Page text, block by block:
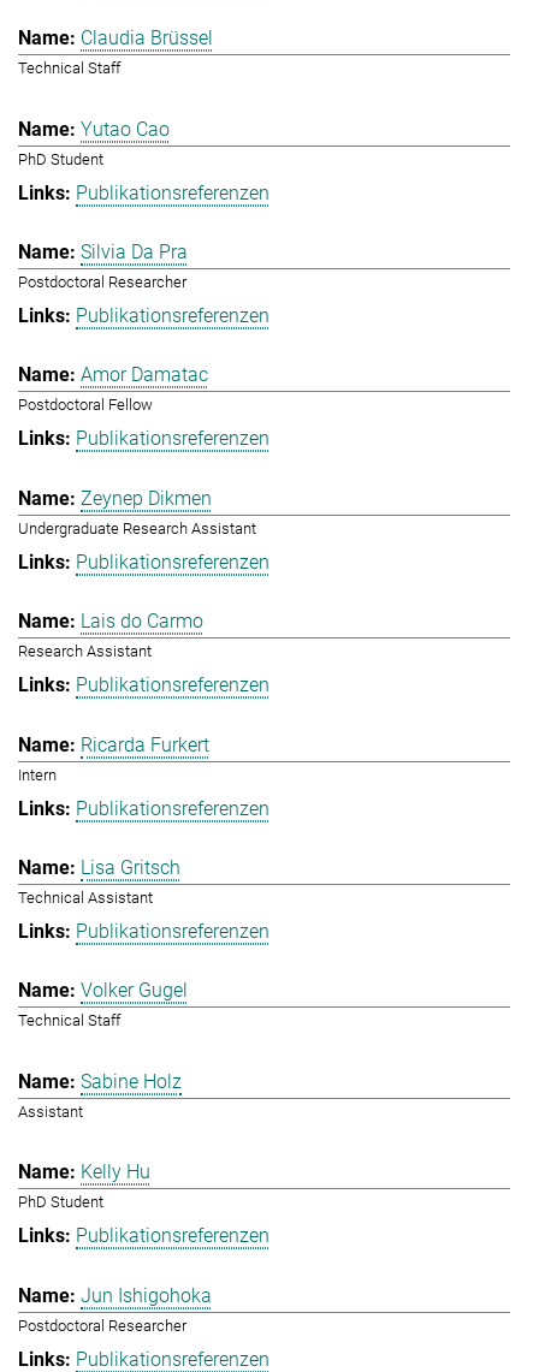
Claudia Brüssel
Technical Staff
Yutao Cao
PhD Student
Publikationsreferenzen
Silvia Da Pra
Postdoctoral Researcher
Publikationsreferenzen
Amor Damatac
Postdoctoral Fellow
Publikationsreferenzen
Zeynep Dikmen
Undergraduate Research Assistant
Publikationsreferenzen
Lais do Carmo
Research Assistant
Publikationsreferenzen
Ricarda Furkert
Intern
Publikationsreferenzen
Lisa Gritsch
Technical Assistant
Publikationsreferenzen
Volker Gugel
Technical Staff
Sabine Holz
Assistant
Kelly Hu
PhD Student
Publikationsreferenzen
Jun Ishigohoka
Postdoctoral Researcher
Publikationsreferenzen